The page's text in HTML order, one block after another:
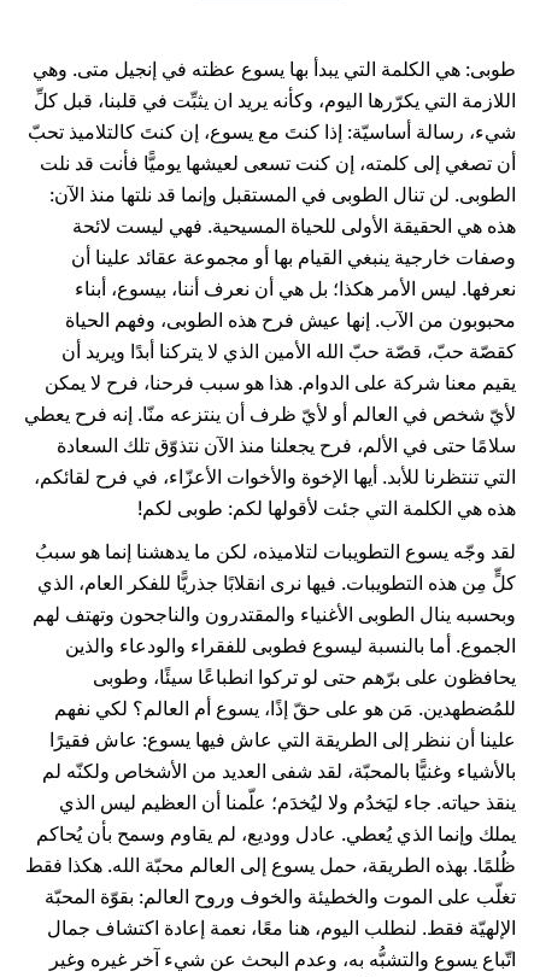
طوبى: هي الكلمة التي يبدأ بها يسوع عظته في إنجيل متى. وهي
اللازمة التي يكرّرها اليوم، وكأنه يريد ان يثبِّت في قلبنا، قبل كلِّ
شيء، رسالة أساسيّة: إذا كنتَ مع يسوع، إن كنتَ كالتلاميذ تحبّ
أن تصغي إلى كلمته، إن كنت تسعى لعيشها يوميًّا فأنت قد نلت
الطوبى. لن تنال الطوبى في المستقبل وإنما قد نلتها منذ الآن:
هذه هي الحقيقة الأولى للحياة المسيحية. فهي ليست لائحة
وصفات خارجية ينبغي القيام بها أو مجموعة عقائد علينا أن
نعرفها. ليس الأمر هكذا؛ بل هي أن نعرف أننا، بيسوع، أبناء
محبوبون من الآب. إنها عيش فرح هذه الطوبى، وفهم الحياة
كقصّة حبّ، قصّة حبّ الله الأمين الذي لا يتركنا أبدًا ويريد أن
يقيم معنا شركة على الدوام. هذا هو سبب فرحنا، فرح لا يمكن
لأيّ شخص في العالم أو لأيّ ظرف أن ينتزعه منّا. إنه فرح يعطي
سلامًا حتى في الألم، فرح يجعلنا منذ الآن نتذوّق تلك السعادة
التي تنتظرنا للأبد. أيها الإخوة والأخوات الأعزّاء، في فرح لقائكم،
هذه هي الكلمة التي جئت لأقولها لكم: طوبى لكم!
لقد وجّه يسوع التطويبات لتلاميذه، لكن ما يدهشنا إنما هو سببُ
كلٍّ مِن هذه التطويبات. فيها نرى انقلابًا جذريًّا للفكر العام، الذي
وبحسبه ينال الطوبى الأغنياء والمقتدرون والناجحون وتهتف لهم
الجموع. أما بالنسبة ليسوع فطوبى للفقراء والودعاء والذين
يحافظون على برّهم حتى لو تركوا انطباعًا سيئًا، وطوبى
للمُضطهدين. مَن هو على حقّ إذًا، يسوع أم العالم؟ لكي نفهم
علينا أن ننظر إلى الطريقة التي عاش فيها يسوع: عاش فقيرًا
بالأشياء وغنيًّا بالمحبّة، لقد شفى العديد من الأشخاص ولكنّه لم
ينقذ حياته. جاء ليَخدُم ولا ليُخدَم؛ علّمنا أن العظيم ليس الذي
يملك وإنما الذي يُعطي. عادل ووديع، لم يقاوم وسمح بأن يُحاكم
ظُلمًا. بهذه الطريقة، حمل يسوع إلى العالم محبّة الله. هكذا فقط
تغلّب على الموت والخطيئة والخوف وروح العالم: بقوّة المحبّة
الإلهيّة فقط. لنطلب اليوم، هنا معًا، نعمة إعادة اكتشاف جمال
اتّباع يسوع والتشبُّه به، وعدم البحث عن شيء آخر غيره وغير